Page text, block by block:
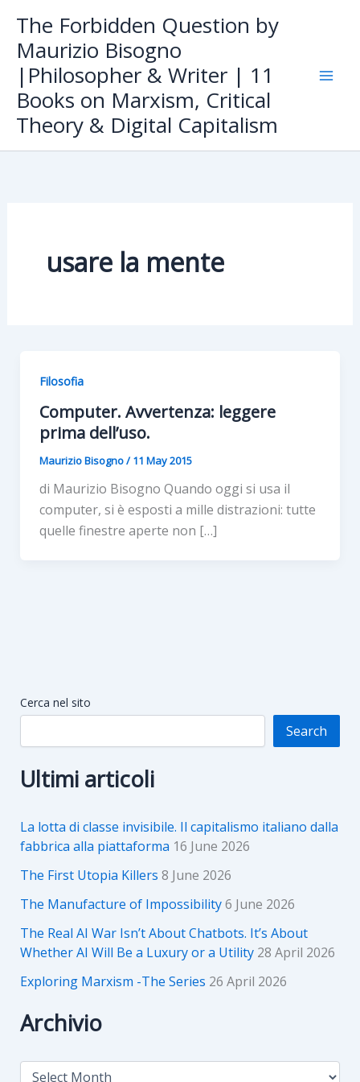
content
The Forbidden Question by
Maurizio Bisogno
|Philosopher & Writer | 11
Books on Marxism, Critical
Theory & Digital Capitalism
usare la mente
Filosofia
Computer. Avvertenza: leggere
prima dell’uso.
Maurizio Bisogno/11 May 2015
di Maurizio Bisogno Quando oggi si usa il
computer, si è esposti a mille distrazioni: tutte
quelle finestre aperte non […]
Cerca nel sito
Search
Ultimi articoli
La lotta di classe invisibile. Il capitalismo italiano dalla
fabbrica alla piattaforma 16 June 2026
The First Utopia Killers 8 June 2026
The Manufacture of Impossibility6 June 2026
The Real AI War Isn’t About Chatbots. It’s About
Whether AI Will Be a Luxury or a Utility 28 April 2026
Exploring Marxism -The Series 26 April 2026
Archivio
A